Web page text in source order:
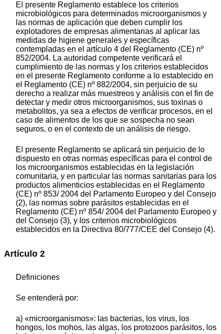
El presente Reglamento establece los criterios
microbiológicos para determinados microorganismos y
las normas de aplicación que deben cumplir los
explotadores de empresas alimentarias al aplicar las
medidas de higiene generales y específicas
contempladas en el artículo 4 del Reglamento (CE) nº
852/2004. La autoridad competente verificará el
cumplimiento de las normas y los criterios establecidos
en el presente Reglamento conforme a lo establecido en
el Reglamento (CE) nº 882/2004, sin perjuicio de su
derecho a realizar más muestreos y análisis con el fin de
detectar y medir otros microorganismos, sus toxinas o
metabolitos, ya sea a efectos de verificar procesos, en el
caso de alimentos de los que se sospecha no sean
seguros, o en el contexto de un análisis de riesgo.
El presente Reglamento se aplicará sin perjuicio de lo
dispuesto en otras normas específicas para el control de
los microorganismos establecidas en la legislación
comunitaria, y en particular las normas sanitarias para los
productos alimenticios establecidas en el Reglamento
(CE) nº 853/ 2004 del Parlamento Europeo y del Consejo
(2), las normas sobre parásitos establecidas en el
Reglamento (CE) nº 854/ 2004 del Parlamento Europeo y
del Consejo (3), y los criterios microbiológicos
establecidos en la Directiva 80/777/CEE del Consejo (4).
Artículo 2
Definiciones
Se entenderá por:
a) «microorganismos»: las bacterias, los virus, los
hongos, los mohos, las algas, los protozoos parásitos, los